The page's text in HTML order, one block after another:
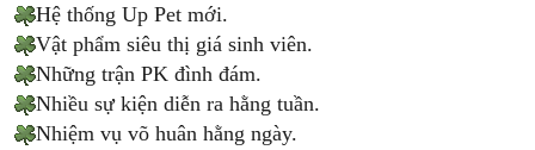
Hệ thống Up Pet mới.
Vật phẩm siêu thị giá sinh viên.
Những trận PK đình đám.
Nhiều sự kiện diễn ra hằng tuần.
Nhiệm vụ võ huân hằng ngày.